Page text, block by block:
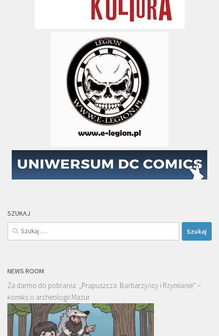
SZUKAJ
Szukaj:
NEWS ROOM
Za darmo do pobrania: „Prapuszcza. Barbarzyńcy i Rzymianie” –
komiks o archeologii Mazur